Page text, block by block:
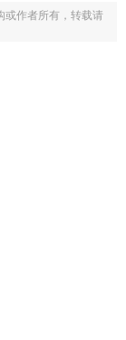
或作者所有，转载请